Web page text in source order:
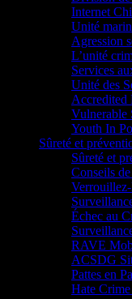
Internet
Unité
Agression
L’unité
Services
Unité des
Accredited
Vulnerable
Youth In
Sûreté et
Sûreté et
Conseils
Échec au
RAVE
ACSDG
Pattes en
Hate